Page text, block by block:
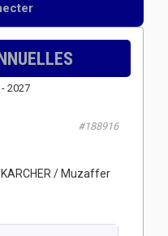
2027
#188916
/ Muzaffer